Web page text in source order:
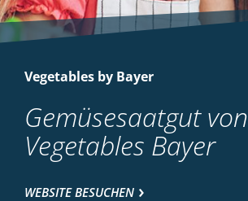
Vegetables by Bayer
Gemüsesaatgut von
Vegetables Bayer
WEBSITE BESUCHEN